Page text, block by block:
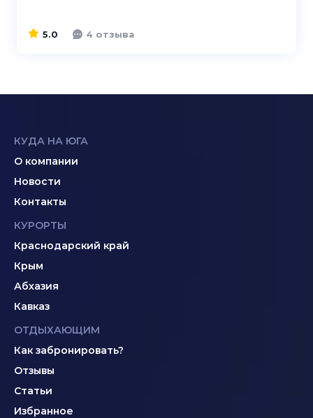
5.0 4 отзыва
КУДА НА ЮГА
О компании
Новости
Контакты
КУРОРТЫ
Краснодарский край
Крым
Абхазия
Кавказ
ОТДЫХАЮЩИМ
Как забронировать?
Отзывы
Статьи
Избранное